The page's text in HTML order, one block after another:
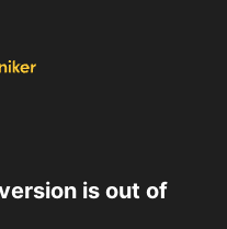
is out of